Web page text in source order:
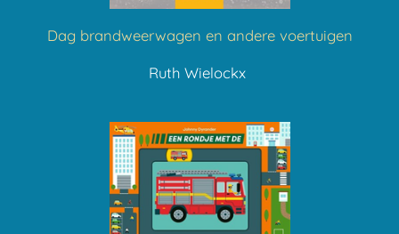
Dag brandweerwagen en andere voertuigen
Ruth Wielockx